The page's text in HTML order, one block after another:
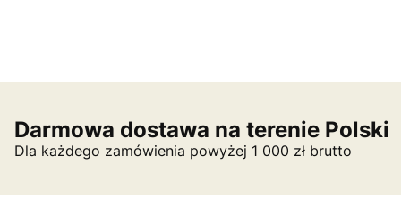
Darmowa dostawa na terenie Polski
Dla każdego zamówienia powyżej 1 000 zł brutto